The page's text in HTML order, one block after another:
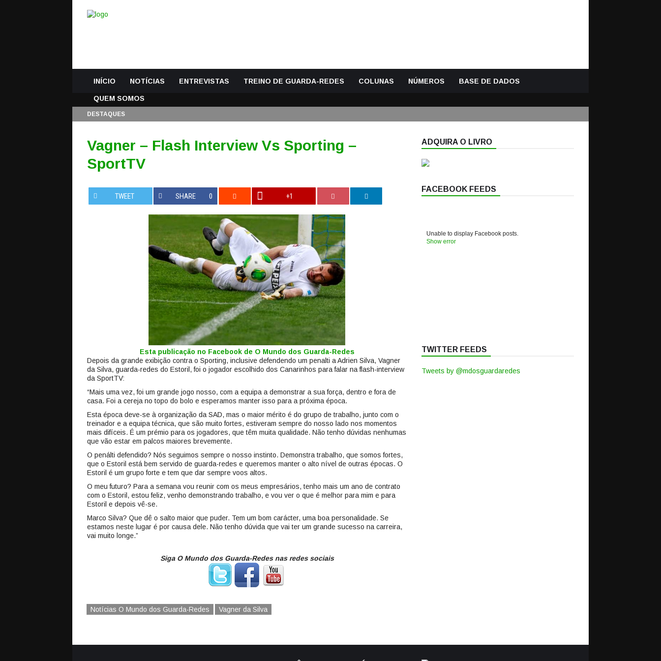
INÍCIO NOTÍCIAS ENTREVISTAS TREINO DE GUARDA-REDES COLUNAS NÚMEROS BASE DE DADOS
QUEM SOMOS
DESTAQUES
Vagner – Flash Interview Vs Sporting –
SportTV
TWEET SHARE 0 +1
Esta publicação no Facebook de O Mundo dos Guarda-Redes
Depois da grande exibição contra o Sporting, inclusive defendendo um penalti a Adrien Silva, Vagner
da Silva, guarda-redes do Estoril, foi o jogador escolhido dos Canarinhos para falar na flash-interview
da SportTV:
“Mais uma vez, foi um grande jogo nosso, com a equipa a demonstrar a sua força, dentro e fora de
casa. Foi a cereja no topo do bolo e esperamos manter isso para a próxima época.
Esta época deve-se à organização da SAD, mas o maior mérito é do grupo de trabalho, junto com o
treinador e a equipa técnica, que são muito fortes, estiveram sempre do nosso lado nos momentos
mais difíceis. É um prémio para os jogadores, que têm muita qualidade. Não tenho dúvidas nenhumas
que vão estar em palcos maiores brevemente.
O penálti defendido? Nós seguimos sempre o nosso instinto. Demonstra trabalho, que somos fortes,
que o Estoril está bem servido de guarda-redes e queremos manter o alto nível de outras épocas. O
Estoril é um grupo forte e tem que dar sempre voos altos.
O meu futuro? Para a semana vou reunir com os meus empresários, tenho mais um ano de contrato
com o Estoril, estou feliz, venho demonstrando trabalho, e vou ver o que é melhor para mim e para
Estoril e depois vê-se.
Marco Silva? Que dê o salto maior que puder. Tem um bom carácter, uma boa personalidade. Se
estamos neste lugar é por causa dele. Não tenho dúvida que vai ter um grande sucesso na carreira,
vai muito longe.”
Siga O Mundo dos Guarda-Redes nas redes sociais
Notícias O Mundo dos Guarda-Redes Vagner da Silva
ADQUIRA O LIVRO
FACEBOOK FEEDS
Unable to display Facebook posts.
Show error
TWITTER FEEDS
Tweets by @mdosguardaredes